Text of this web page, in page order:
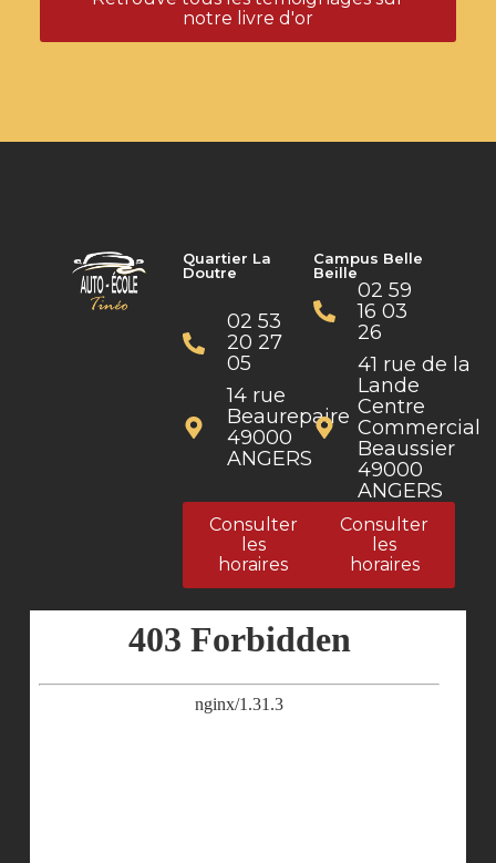
Beaurepaire
49000
Consulter
horaires
16 03
Commercial
Beaussier
49000
ANGERS
Consulter
les
horaires